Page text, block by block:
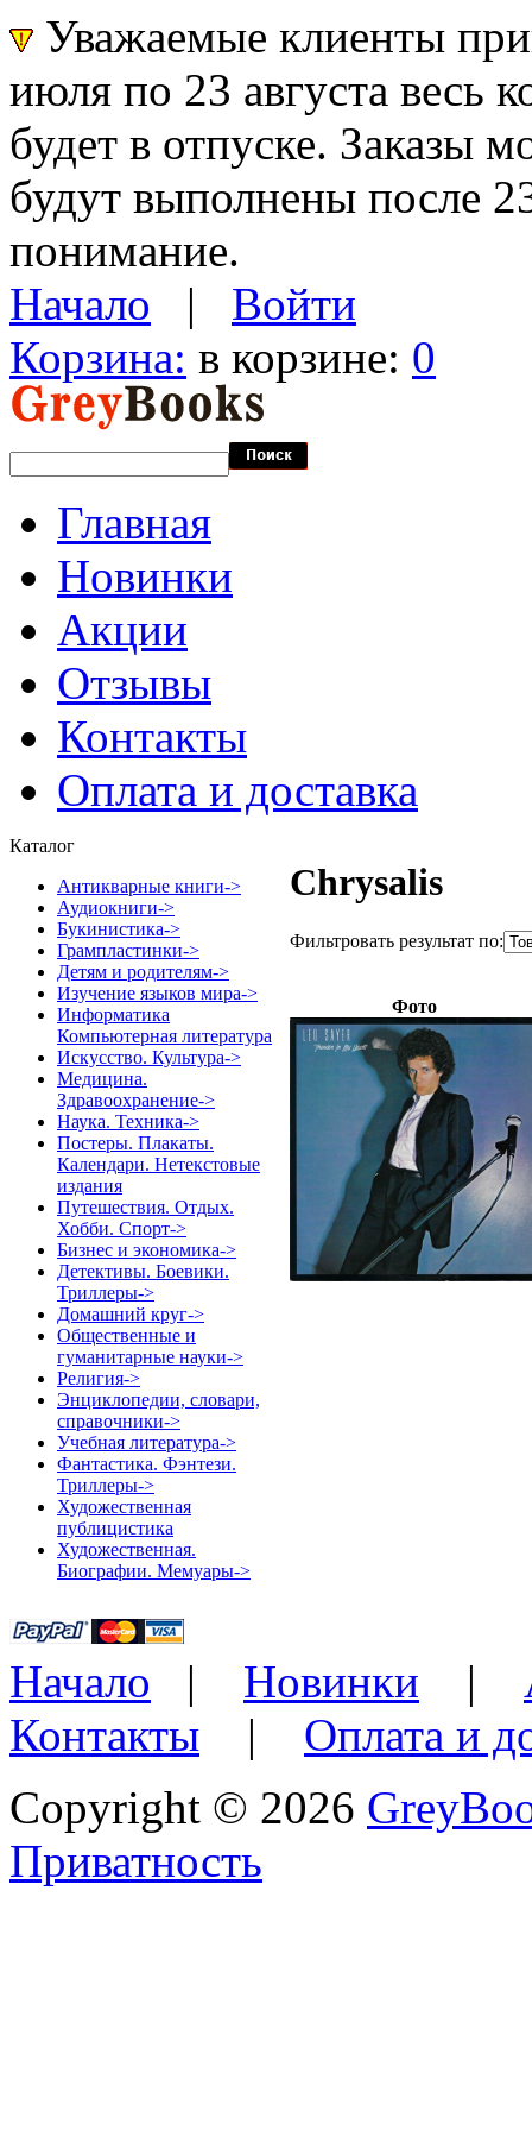
Уважаемые клиенты
июля по 23 августа весь
будет в отпуске. Заказы
будут выполнены после
понимание.
Начало | Войти
Корзина: в корзине: 0
Главная
Новинки
Акции
Отзывы
Контакты
Оплата и доставка
Каталог
Антикварные книги->
Аудиокниги->
Букинистика->
Грампластинки->
Детям и родителям->
Изучение языков мира->
Информатика
Компьютерная литература
Искусство. Культура->
Медицина.
Здравоохранение->
Наука. Техника->
Постеры. Плакаты.
Календари. Нетекстовые
издания
Путешествия. Отдых.
Хобби. Спорт->
Бизнес и экономика->
Детективы. Боевики.
Триллеры->
Домашний круг->
Общественные и
гуманитарные науки->
Религия->
Энциклопедии, словари,
справочники->
Учебная литература->
Фантастика. Фэнтези.
Триллеры->
Художественная
публицистика
Художественная.
Биографии. Мемуары->
Chrysalis
Фильтровать результат по:
Фото
Начало | Новинки |
Контакты | Оплата и
Copyright © 2026
Приватность